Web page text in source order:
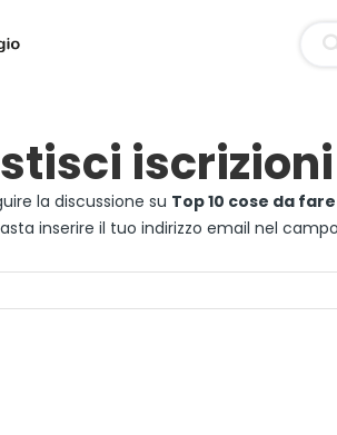
iscrizioni
la discussione su Top 10 cose da
inserire il tuo indirizzo email nel